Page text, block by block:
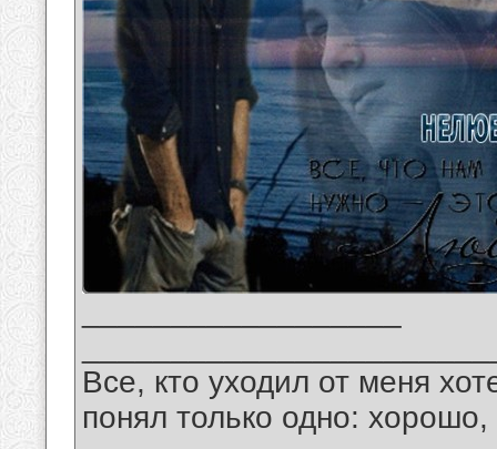
Все, кто уходил от меня
понял только одно: